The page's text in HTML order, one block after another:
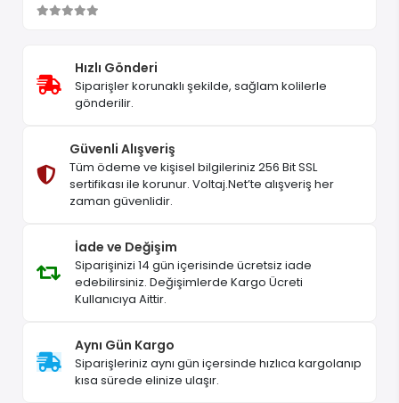
Hızlı Gönderi
Siparişler korunaklı şekilde, sağlam kolilerle
gönderilir.
Güvenli Alışveriş
Tüm ödeme ve kişisel bilgileriniz 256 Bit SSL
sertifikası ile korunur. Voltaj.Net’te alışveriş her
zaman güvenlidir.
İade ve Değişim
Siparişinizi 14 gün içerisinde ücretsiz iade
edebilirsiniz. Değişimlerde Kargo Ücreti
Kullanıcıya Aittir.
Aynı Gün Kargo
Siparişleriniz aynı gün içersinde hızlıca kargolanıp
kısa sürede elinize ulaşır.